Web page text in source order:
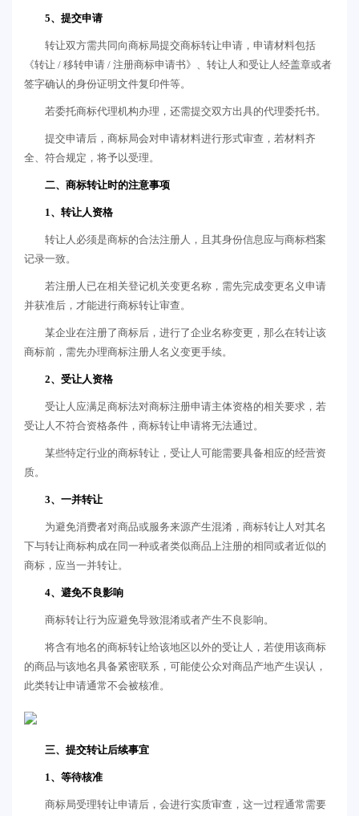
5、提交申请
转让双方需共同向商标局提交商标转让申请，申请材料包括
《转让 / 移转申请 / 注册商标申请书》、转让人和受让人经盖章或者
签字确认的身份证明文件复印件等。
若委托商标代理机构办理，还需提交双方出具的代理委托书。
提交申请后，商标局会对申请材料进行形式审查，若材料齐
全、符合规定，将予以受理。
二、商标转让时的注意事项
1、转让人资格
转让人必须是商标的合法注册人，且其身份信息应与商标档案
记录一致。
若注册人已在相关登记机关变更名称，需先完成变更名义申请
并获准后，才能进行商标转让审查。
某企业在注册了商标后，进行了企业名称变更，那么在转让该
商标前，需先办理商标注册人名义变更手续。
2、受让人资格
受让人应满足商标法对商标注册申请主体资格的相关要求，若
受让人不符合资格条件，商标转让申请将无法通过。
某些特定行业的商标转让，受让人可能需要具备相应的经营资
质。
3、一并转让
为避免消费者对商品或服务来源产生混淆，商标转让人对其名
下与转让商标构成在同一种或者类似商品上注册的相同或者近似的
商标，应当一并转让。
4、避免不良影响
商标转让行为应避免导致混淆或者产生不良影响。
将含有地名的商标转让给该地区以外的受让人，若使用该商标
的商品与该地名具备紧密联系，可能使公众对商品产地产生误认，
此类转让申请通常不会被核准。
三、提交转让后续事宜
1、等待核准
商标局受理转让申请后，会进行实质审查，这一过程通常需要